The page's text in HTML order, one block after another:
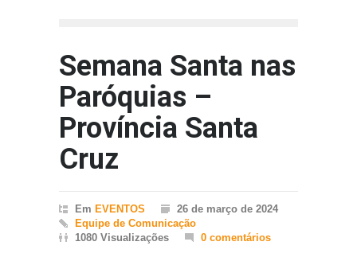
Semana Santa nas
Paróquias –
Província Santa
Cruz
Em EVENTOS
26 de março de 2024
Equipe de Comunicação
1080 Visualizações
0 comentários